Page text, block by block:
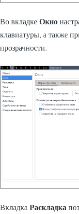
Во вкладкеОкно
клавиатуры, а также
прозрачности.
Вкладка Раскладка